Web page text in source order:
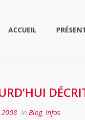
ACCUEIL
2008 In Blog, Infos